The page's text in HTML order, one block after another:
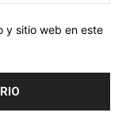
y sitio web en este